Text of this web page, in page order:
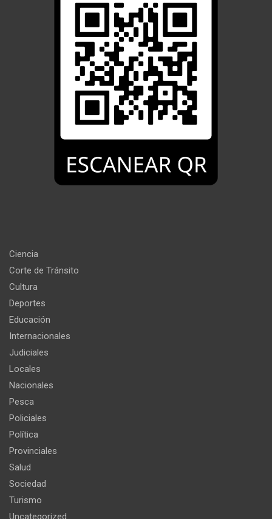
Ciencia
Corte de Tránsito
Cultura
Deportes
Educación
Internacionales
Judiciales
Locales
Nacionales
Pesca
Policiales
Política
Provinciales
Salud
Sociedad
Turismo
Uncategorized